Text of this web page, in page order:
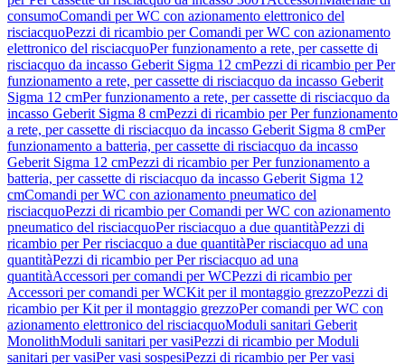
consumoComandi per WC con azionamento elettronico del
risciacquoPezzi di ricambio per Comandi per WC con azionamento
elettronico del risciacquoPer funzionamento a rete, per cassette di
risciacquo da incasso Geberit Sigma 12 cmPezzi di ricambio per Per
funzionamento a rete, per cassette di risciacquo da incasso Geberit
Sigma 12 cmPer funzionamento a rete, per cassette di risciacquo da
incasso Geberit Sigma 8 cmPezzi di ricambio per Per funzionamento
a rete, per cassette di risciacquo da incasso Geberit Sigma 8 cmPer
funzionamento a batteria, per cassette di risciacquo da incasso
Geberit Sigma 12 cmPezzi di ricambio per Per funzionamento a
batteria, per cassette di risciacquo da incasso Geberit Sigma 12
cmComandi per WC con azionamento pneumatico del
risciacquoPezzi di ricambio per Comandi per WC con azionamento
pneumatico del risciacquoPer risciacquo a due quantitàPezzi di
ricambio per Per risciacquo a due quantitàPer risciacquo ad una
quantitàPezzi di ricambio per Per risciacquo ad una
quantitàAccessori per comandi per WCPezzi di ricambio per
Accessori per comandi per WCKit per il montaggio grezzoPezzi di
ricambio per Kit per il montaggio grezzoPer comandi per WC con
azionamento elettronico del risciacquoModuli sanitari Geberit
MonolithModuli sanitari per vasiPezzi di ricambio per Moduli
sanitari per vasiPer vasi sospesiPezzi di ricambio per Per vasi